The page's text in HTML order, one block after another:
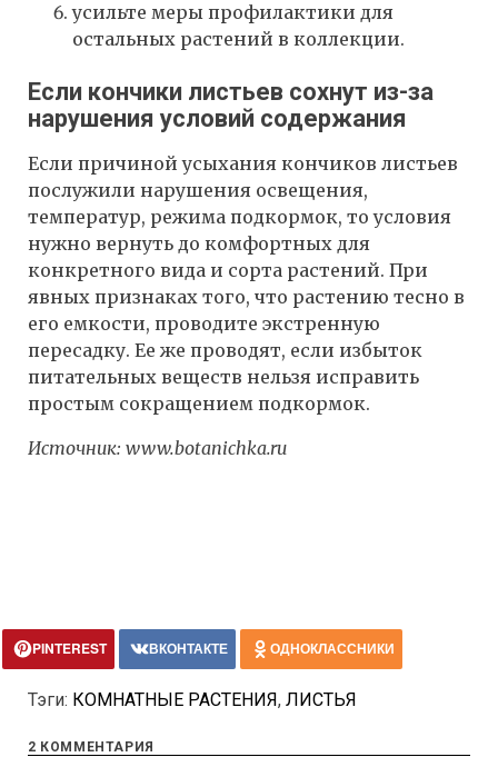
усильте меры профилактики для
остальных растений в коллекции.
Если кончики листьев сохнут из-за
нарушения условий содержания
Если причиной усыхания кончиков листьев
послужили нарушения освещения,
температур, режима подкормок, то условия
нужно вернуть до комфортных для
конкретного вида и сорта растений. При
явных признаках того, что растению тесно в
его емкости, проводите экстренную
пересадку. Ее же проводят, если избыток
питательных веществ нельзя исправить
простым сокращением подкормок.
Источник: www.botanichka.ru
PINTEREST ВКОНТАКТЕ ОДНОКЛАССНИКИ
Тэги: КОМНАТНЫЕ РАСТЕНИЯ, ЛИСТЬЯ
2 КОММЕНТАРИЯ